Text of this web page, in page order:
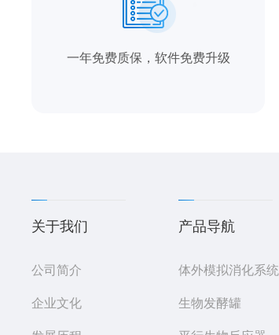
一年免费质保，软件免费升级
关于我们
公司简介
企业文化
产品导航
体外模拟消化系统
生物发酵罐